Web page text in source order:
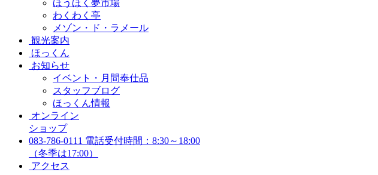
ほうほく夢市場
わくわく亭
メゾン・ド・ラメール
観光案内
ほっくん
お知らせ
イベント・月間奉仕品
スタッフブログ
ほっくん情報
オンライン
ショップ
083-786-0111 電話受付時間：8:30～18:00
（冬季は17:00）
アクセス